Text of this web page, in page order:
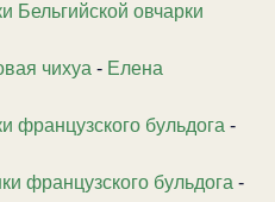
Бельгийской овчарки
чихуа - Елена
французского бульдога -
французского бульдога -